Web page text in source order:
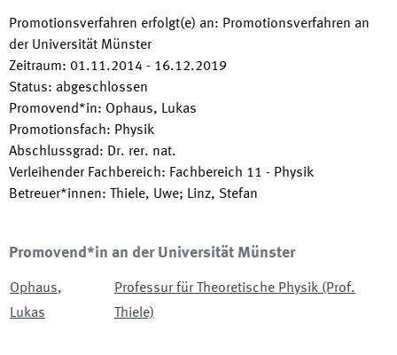
Promotionsverfahren erfolgt(e) an: Promotionsverfahren an
der Universität Münster
Zeitraum: 01.11.2014 - 16.12.2019
Status: abgeschlossen
Promovend*in: Ophaus, Lukas
Promotionsfach: Physik
Abschlussgrad: Dr. rer. nat.
Verleihender Fachbereich: Fachbereich 11 - Physik
Betreuer*innen: Thiele, Uwe; Linz, Stefan
Promovend*in an der Universität Münster
Ophaus,
Lukas
Professur für Theoretische Physik (Prof.
Thiele)